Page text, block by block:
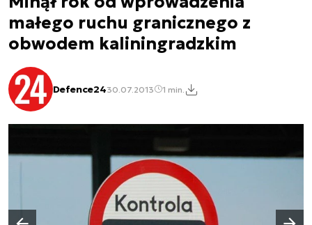
małego ruchu granicznego z
obwodem kaliningradzkim
Defence2430.07.2013 1 min.
Następny slajd